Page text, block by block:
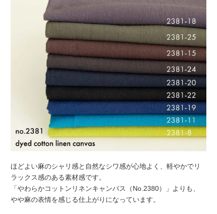
ほどよい麻のシャリ感と自然なシワ感が心地よく、軽やかでリ
ラックス感のある素材感です。
「やわらかコットンリネンキャンバス（No.2380）」よりも、
やや麻の表情を感じる仕上がりになっています。